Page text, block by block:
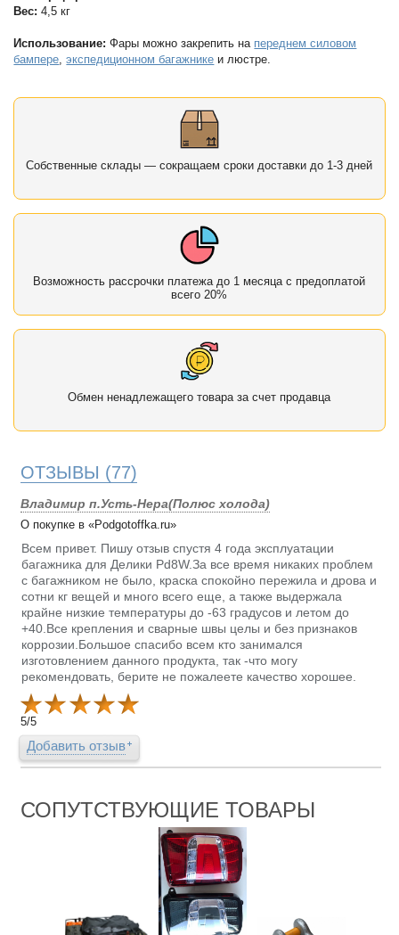
Вес: 4,5 кг
Использование: Фары можно закрепить на переднем силовом
бампере ,экспедиционном багажнике и люстре.
Собственные склады — сокращаем сроки доставки до 1-3 дней
Возможность рассрочки платежа до 1 месяца с предоплатой
всего 20%
Обмен ненадлежащего товара за счет продавца
ОТЗЫВЫ (77)
Владимир п.Усть-Нера(Полюс холода)
О покупке в «Podgotoffka.ru»
Всем привет. Пишу отзыв спустя 4 года эксплуатации
багажника для Делики Pd8W.За все время никаких проблем
с багажником не было, краска спокойно пережила и дрова и
сотни кг вещей и много всего еще, а также выдержала
крайне низкие температуры до -63 градусов и летом до
+40.Все крепления и сварные швы целы и без признаков
коррозии.Большое спасибо всем кто занимался
изготовлением данного продукта, так -что могу
рекомендовать, берите не пожалеете качество хорошее.
5/5
Добавить отзыв
СОПУТСТВУЮЩИЕ ТОВАРЫ